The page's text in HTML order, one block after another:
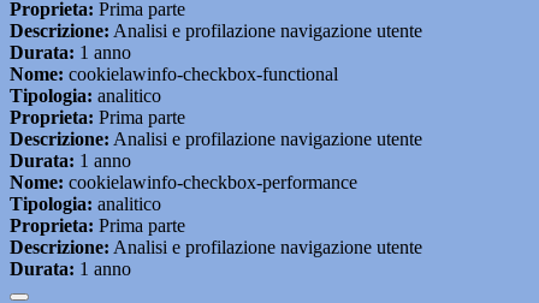
Proprieta: Prima parte
Descrizione: Analisi e profilazione navigazione utente
Durata: 1 anno
Nome: cookielawinfo-checkbox-functional
Tipologia: analitico
Proprieta: Prima parte
Descrizione: Analisi e profilazione navigazione utente
Durata: 1 anno
Nome: cookielawinfo-checkbox-performance
Tipologia: analitico
Proprieta: Prima parte
Descrizione: Analisi e profilazione navigazione utente
Durata: 1 anno